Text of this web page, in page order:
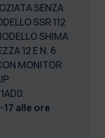
SENZA
SSR 112
SHIMA
12 E N. 6
MONITOR
17 alle ore